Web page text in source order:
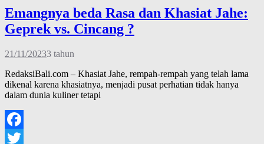
Emangnya beda Rasa dan Khasiat Jahe:
Geprek vs. Cincang ?
21/11/20233 tahun
RedaksiBali.com – Khasiat Jahe, rempah-rempah yang telah lama
dikenal karena khasiatnya, menjadi pusat perhatian tidak hanya
dalam dunia kuliner tetapi
Facebook